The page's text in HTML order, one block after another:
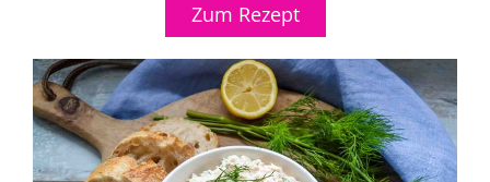
Zum Rezept